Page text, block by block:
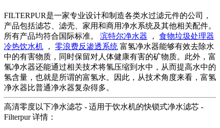
FILTERPUR是一家专业设计和制造各类水过滤元件的公司，
产品包括滤芯、滤壳、家用和商用净水系统及其他相关配件。
所有产品均符合国际标准。 滨特尔净水器 ， 食物垃圾处理器
冷热饮水机 ， 零浪费反渗透系统 富氢净水器能够有效去除水
中的有害物质，同时保留对人体健康有害的矿物质。此外，富
氢净水器还能通过相关技术将氢压缩到水中，从而提高水中的
氢含量，也就是所谓的富氢水。因此，从技术角度来看，富氢
净水器比普通净水器复杂得多。
高清零度以下净水滤芯 - 适用于饮水机的快锁式净水滤芯 -
Filterpur 详情：